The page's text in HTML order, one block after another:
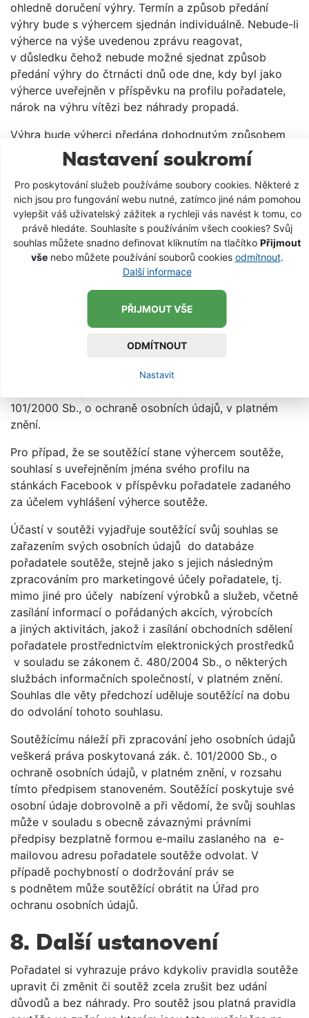
Nastavení soukromí
Pro poskytování služeb používáme soubory cookies. Některé z
nich jsou pro fungování webu nutné, zatímco jiné nám pomohou
vylepšit váš uživatelský zážitek a rychleji vás navést k tomu, co
právě hledáte. Souhlasíte s používáním všech cookies? Svůj
souhlas můžete snadno definovat kliknutím na tlačítko Přijmout
všenebo můžete používání souborů cookies odmítnout.
Další informace
PŘIJMOUT VŠE
ODMÍTNOUT
Nastavit
ohledně doručení výhry. Termín a způsob předání
výhry bude s výhercem sjednán individuálně. Nebude-li
výherce na výše uvedenou zprávu reagovat,
v důsledku čehož nebude možné sjednat způsob
předání výhry do čtrnácti dnů ode dne, kdy byl jako
výherce uveřejněn v příspěvku na profilu pořadatele,
nárok na výhru vítězi bez náhrady propadá.
Výhra bude výherci předána dohodnutým způsobem
nejpozději do 7 dnů ode dne zveřejnění výherce
v příspěvku na profilu pořadatele. V případě, že se
výhru nepodaří na adresu k tomuto účelu výhercem
poskytnutou doručit, stane-li se výhra z jiného důvodu
nedoručitelnou či odmítne-li výherce výhru ve lhůtě
uvedené ve větě předchozí převzít, propadá tato
výhra bez náhrady pořadateli.
7. Zpracování osobních
Účastí v soutěži soutěžící vyjadřuje svůj souhlas se
údajů (dále jen „osobní údaje“) pro účely soutěže
101/2000 Sb., o ochraně osobních údajů, v platném
znění.
Pro případ, že se soutěžící stane výhercem soutěže,
souhlasí s uveřejněním jména svého profilu na
stánkách Facebook v příspěvku pořadatele zadaného
za účelem vyhlášení výherce soutěže.
Účastí v soutěži vyjadřuje soutěžící svůj souhlas se
zařazením svých osobních údajů do databáze
pořadatele soutěže, stejně jako s jejich následným
zpracováním pro marketingové účely pořadatele, tj.
mimo jiné pro účely nabízení výrobků a služeb, včetně
zasílání informací o pořádaných akcích, výrobcích
a jiných aktivitách, jakož i zasílání obchodních sdělení
pořadatele prostřednictvím elektronických prostředků
v souladu se zákonem č. 480/2004 Sb., o některých
službách informačních společností, v platném znění.
Souhlas dle věty předchozí uděluje soutěžící na dobu
do odvolání tohoto souhlasu.
Soutěžícímu náleží při zpracování jeho osobních údajů
veškerá práva poskytovaná zák. č. 101/2000 Sb., o
ochraně osobních údajů, v platném znění, v rozsahu
tímto předpisem stanoveném. Soutěžící poskytuje své
osobní údaje dobrovolně a při vědomí, že svůj souhlas
může v souladu s obecně závaznými právními
předpisy bezplatně formou e-mailu zaslaného na e-
mailovou adresu pořadatele soutěže odvolat. V
případě pochybností o dodržování práv se
s podnětem může soutěžící obrátit na Úřad pro
ochranu osobních údajů.
8. Další ustanovení
Pořadatel si vyhrazuje právo kdykoliv pravidla soutěže
upravit či změnit či soutěž zcela zrušit bez udání
důvodů a bez náhrady. Pro soutěž jsou platná pravidla